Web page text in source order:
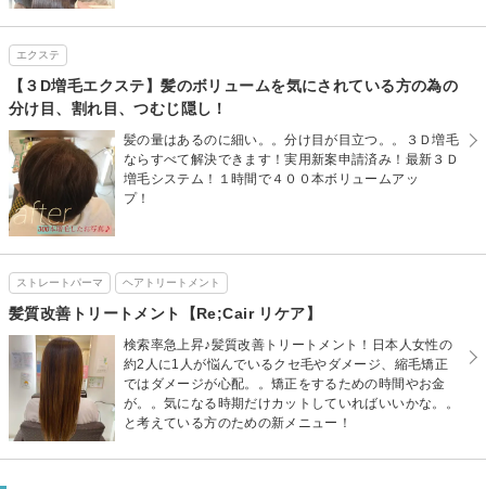
エクステ
【３D増毛エクステ】髪のボリュームを気にされている方の為の
分け目、割れ目、つむじ隠し！
髪の量はあるのに細い。。分け目が目立つ。。３Ｄ増毛
ならすべて解決できます！実用新案申請済み！最新３Ｄ
増毛システム！１時間で４００本ボリュームアッ
プ！
ストレートパーマ ヘアトリートメント
髪質改善トリートメント【Re;Cair リケア】
検索率急上昇♪髪質改善トリートメント！日本人女性の
約2人に1人が悩んでいるクセ毛やダメージ、縮毛矯正
ではダメージが心配。。矯正をするための時間やお金
が。。気になる時期だけカットしていればいいかな。。
と考えている方のための新メニュー！